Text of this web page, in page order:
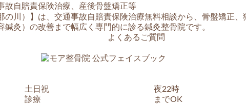
川）】は、交通事故自賠責保険治療無料相談から、骨盤矯正
灸）の改善まで幅広く専門的に診る鍼灸整骨院です。
よくあるご質問
土日祝
診療
夜22時
までOK